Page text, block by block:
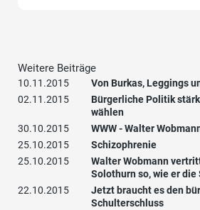
Weitere Beiträge
10.11.2015
Von Burkas, Leggings
02.11.2015
Bürgerliche Politik
wählen
30.10.2015
WWW - Walter
25.10.2015
Schizophrenie
25.10.2015
Walter Wobmann
Solothurn so, wie er
22.10.2015
Jetzt braucht es den
Schulterschluss